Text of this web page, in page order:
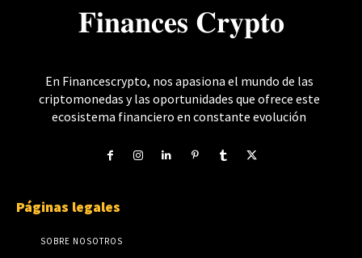
𝐅𝐢𝐧𝐚𝐧𝐜𝐞𝐬 𝐂𝐫𝐲𝐩𝐭𝐨
En Financescrypto, nos apasiona el mundo de las
criptomonedas y las oportunidades que ofrece este
ecosistema financiero en constante evolución
Páginas legales
SOBRE NOSOTROS